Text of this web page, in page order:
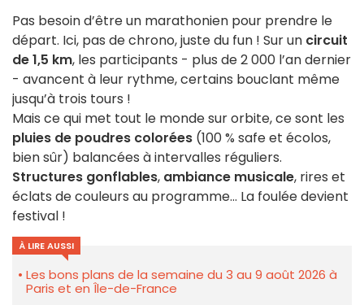
Pas besoin d’être un marathonien pour prendre le
départ. Ici, pas de chrono, juste du fun ! Sur un circuit
de 1,5 km, les participants - plus de 2 000 l’an dernier
- avancent à leur rythme, certains bouclant même
jusqu’à trois tours !
Mais ce qui met tout le monde sur orbite, ce sont les
pluies de poudres colorées (100 % safe et écolos,
bien sûr) balancées à intervalles réguliers.
Structures gonflables, ambiance musicale, rires et
éclats de couleurs au programme… La foulée devient
festival !
À LIRE AUSSI
Les bons plans de la semaine du 3 au 9 août 2026 à
Paris et en Île-de-France